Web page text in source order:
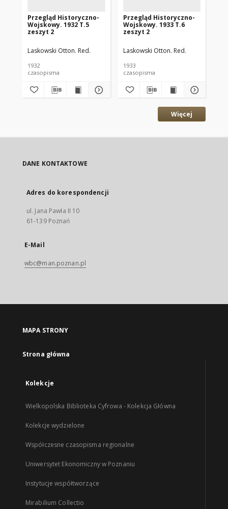
Przegląd Historyczno-
Wojskowy. 1932 T.5
zeszyt 2
Laskowski Otton. Red.
1932
czasopisma
Przegląd Historyczno-
Wojskowy. 1933 T.6
zeszyt 2
Laskowski Otton. Red.
1933
czasopisma
Więcej
DANE KONTAKTOWE
Adres do korespondencji
ul. Jana Pawła II 10
61-139 Poznań
E-Mail
wbc@man.poznan.pl
MAPA STRONY
Strona główna
Kolekcje
Wielkopolska Biblioteka Cyfrowa - Kolekcja Główna
Kolekcje wydzielone
Współczesne czasopisma regionalne
Uniwersytet Ekonomiczny w Poznaniu
Instytucje współtworzące
Mirabilium Collectio